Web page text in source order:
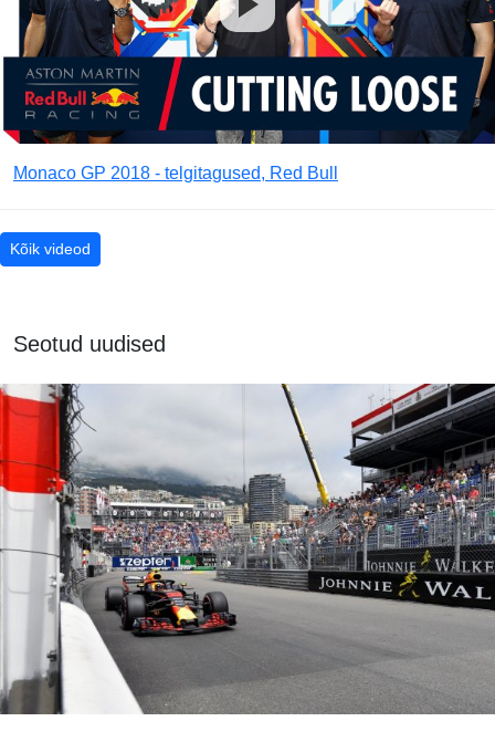
Monaco GP 2018 - telgitagused, Red Bull
Kõik videod
Seotud uudised